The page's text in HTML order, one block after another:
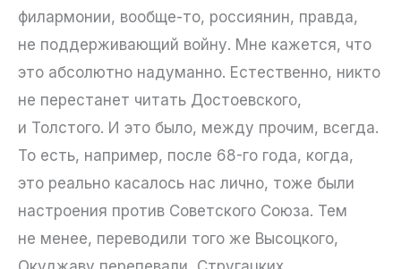
филармонии, вообще-то, россиянин, правда,
не поддерживающий войну. Мне кажется, что
это абсолютно надуманно. Естественно, никто
не перестанет читать Достоевского,
и Толстого. И это было, между прочим, всегда.
То есть, например, после 68-го года, когда,
это реально касалось нас лично, тоже были
настроения против Советского Союза. Тем
не менее, переводили того же Высоцкого,